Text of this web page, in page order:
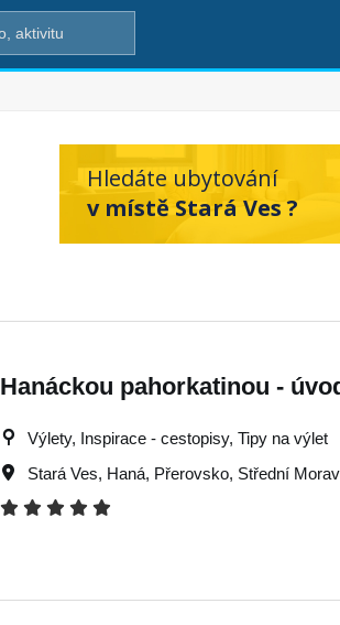
Hledáte ubytování
v místě Stará Ves ?
Hanáckou pahorkatinou -
Výlety, Inspirace - cestopisy, Tipy na výlet
Stará Ves, Haná, Přerovsko, Střední